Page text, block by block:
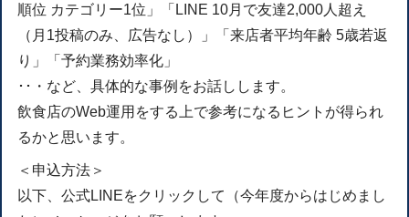
順位 カテゴリー1位」「LINE 10月で友達2,000人超え
（月1投稿のみ、広告なし）」「来店者平均年齢 5歳若返
り」「予約業務効率化」
･･・など、具体的な事例をお話しします。
飲食店のWeb運用をする上で参考になるヒントが得られ
るかと思います。
＜申込方法＞
以下、公式LINEをクリックして（今年度からはじめまし